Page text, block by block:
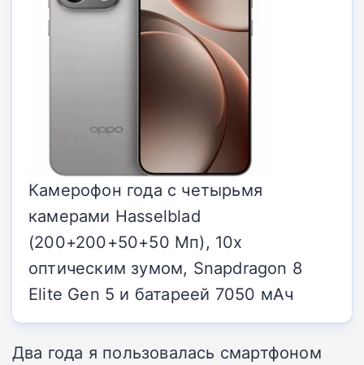
Камерофон года с четырьмя
камерами Hasselblad
(200+200+50+50 Мп), 10x
оптическим зумом, Snapdragon 8
Elite Gen 5 и батареей 7050 мАч
Два года я пользовалась смартфоном